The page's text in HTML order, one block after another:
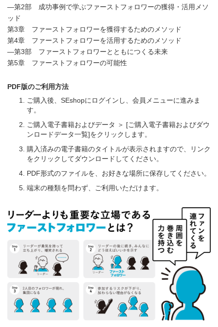
―第2部 成功事例で学ぶファーストフォロワーの獲得・活用メソ
ッド
第3章 ファーストフォロワーを獲得するためのメソッド
第4章 ファーストフォロワーを活用するためのメソッド
―第3部 ファーストフォロワーとともにつくる未来
第5章 ファーストフォロワーの可能性
PDF版のご利用方法
ご購入後、SEshopにログインし、会員メニューに進みま
す。
ご購入電子書籍およびデータ ＞ [ご購入電子書籍およびダウ
ンロードデータ一覧]をクリックします。
購入済みの電子書籍のタイトルが表示されますので、リンク
をクリックしてダウンロードしてください。
PDF形式のファイルを、お好きな場所に保存してください。
端末の種類を問わず、ご利用いただけます。